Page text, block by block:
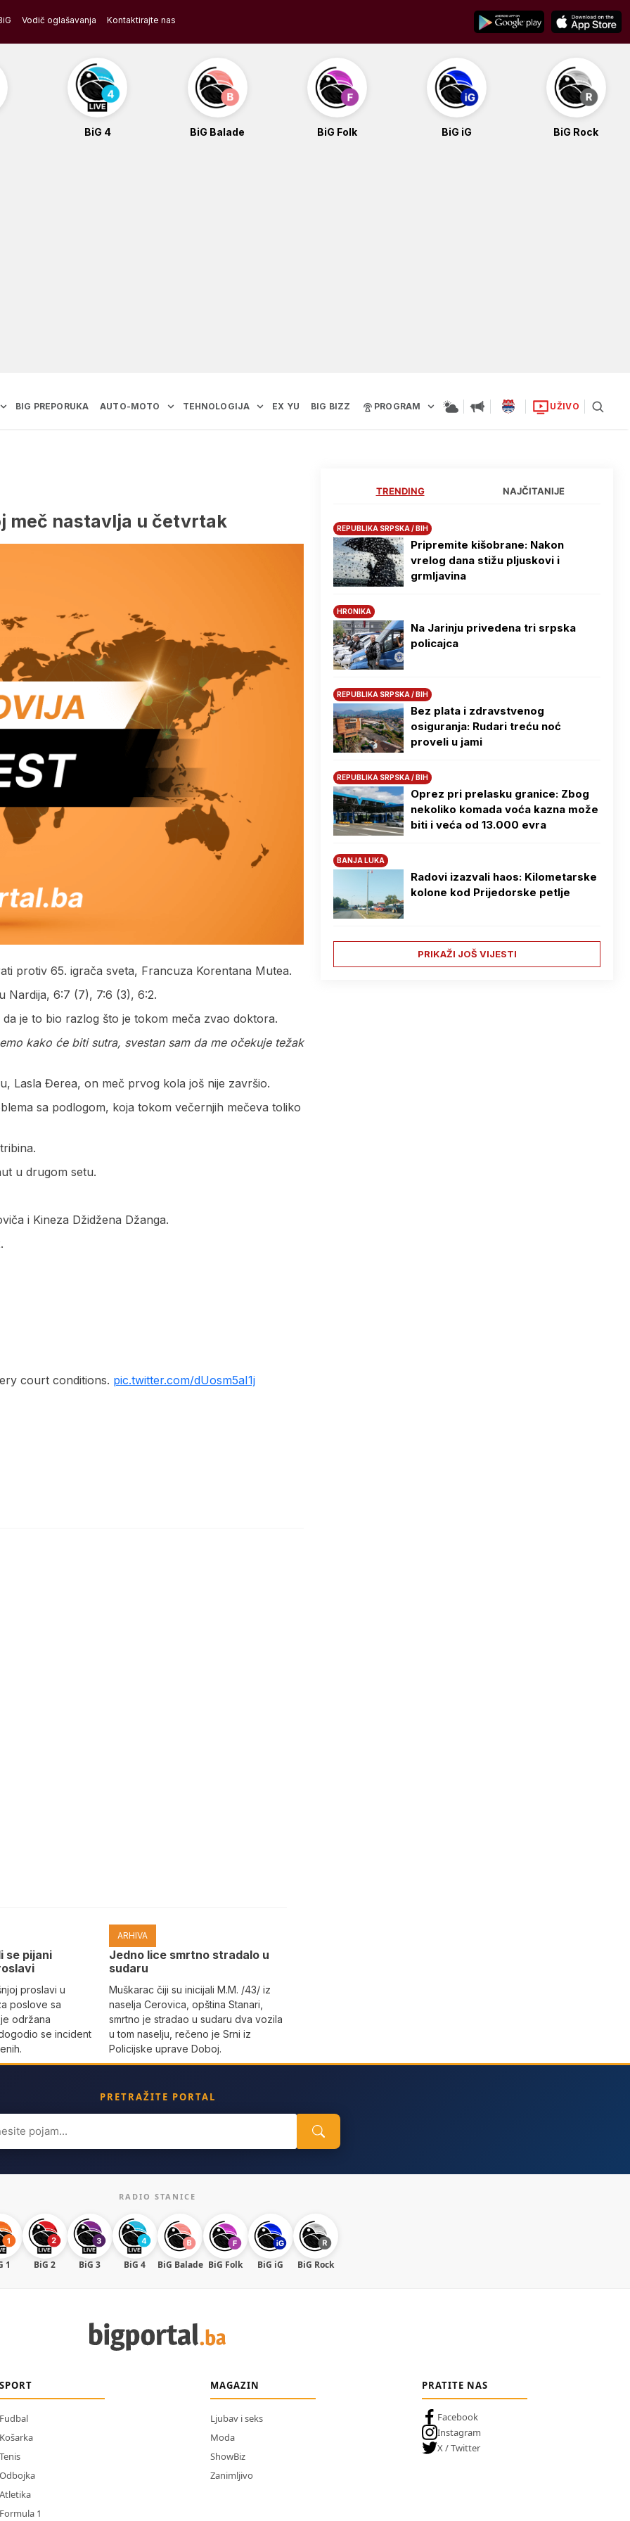
Vodič oglašavanja Kontaktirajte nas
BiG 4 BiG Balade BiG Folk BiG iG BiG Rock
BIG PREPORUKA AUTO-MOTO TEHNOLOGIJA EX YU BIG BIZZ PROGRAM UŽIVO
meč nastavlja u četvrtak
protiv 65. igrača sveta, Francuza Korentana Mutea.
Nardija, 6:7 (7), 7:6 (3), 6:2.
je to bio razlog što je tokom meča zvao doktora.
kako će biti sutra, svestan sam da me očekuje težak
Lasla Đerea, on meč prvog kola još nije završio.
sa podlogom, koja tokom večernjih mečeva toliko
u drugom setu.
i Kineza Džidžena Džanga.
court conditions. pic.twitter.com/dUosm5aI1j
se pijani
proslavi u
poslove sa
održana
se incident
ARHIVA
Јedno lice smrtno stradalo u
sudaru
Muškarac čiji su inicijali M.M. /43/ iz
naselja Cerovica, opština Stanari,
smrtno je stradao u sudaru dva vozila
u tom naselju, rečeno je Srni iz
Policijske uprave Doboj.
TRENDING NAJČITANIJE
REPUBLIKA SRPSKA / BIH
Pripremite kišobrane: Nakon
vrelog dana stižu pljuskovi i
grmljavina
HRONIKA
Na Јarinju privedena tri srpska
policajca
REPUBLIKA SRPSKA / BIH
Bez plata i zdravstvenog
osiguranja: Rudari treću noć
proveli u jami
REPUBLIKA SRPSKA / BIH
Oprez pri prelasku granice: Zbog
nekoliko komada voća kazna može
biti i veća od 13.000 evra
BANJA LUKA
Radovi izazvali haos: Kilometarske
kolone kod Prijedorske petlje
PRIKAŽI JOŠ VIJESTI
PRETRAŽITE PORTAL
RADIO STANICE
1 BiG 2 BiG 3 BiG 4 BiG Balade BiG Folk BiG iG BiG Rock
SPORT
Fudbal
Košarka
Tenis
Odbojka
Atletika
Formula 1
MAGAZIN
Ljubav i seks
Moda
ShowBiz
Zanimljivo
PRATITE NAS
Facebook
Instagram
X / Twitter